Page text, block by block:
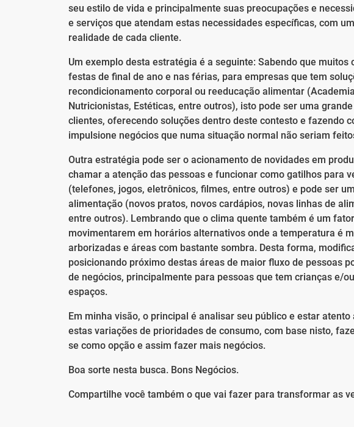
seu estilo de vida e principalmente suas preocupações e
e serviços que atendam estas necessidades específicas, com
realidade de cada cliente.
Um exemplo desta estratégia é a seguinte: Sabendo que
festas de final de ano e nas férias, para empresas que tem
recondicionamento corporal ou reeducação alimentar
Nutricionistas, Estéticas, entre outros), isto pode ser uma
clientes, oferecendo soluções dentro deste contesto e fazendo
impulsione negócios que numa situação normal não seriam
Outra estratégia pode ser o acionamento de novidades em
chamar a atenção das pessoas e funcionar como gatilhos para
(telefones, jogos, eletrônicos, filmes, entre outros) e pode ser
alimentação (novos pratos, novos cardápios, novas linhas de
entre outros). Lembrando que o clima quente também é um
movimentarem em horários alternativos onde a temperatura é
arborizadas e áreas com bastante sombra. Desta forma,
posicionando próximo destas áreas de maior fluxo de pessoas
de negócios, principalmente para pessoas que tem crianças e/
espaços.
Em minha visão, o principal é analisar seu público e estar
estas variações de prioridades de consumo, com base nisto,
se como opção e assim fazer mais negócios.
Boa sorte nesta busca. Bons Negócios.
Compartilhe você também o que vai fazer para transformar as